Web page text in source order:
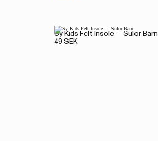
Sy Kids Felt Insole — Sulor Barn
49 SEK